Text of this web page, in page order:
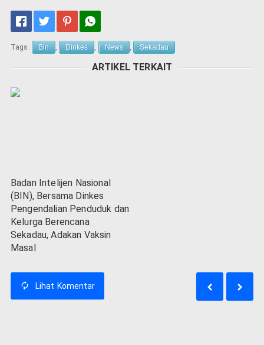
Tags: Bin , Dinkes , News , Sekadau
ARTIKEL TERKAIT
Badan Intelijen Nasional
(BIN), Bersama Dinkes
Pengendalian Penduduk dan
Kelurga Berencana
Sekadau, Adakan Vaksin
Masal
Lihat Komentar